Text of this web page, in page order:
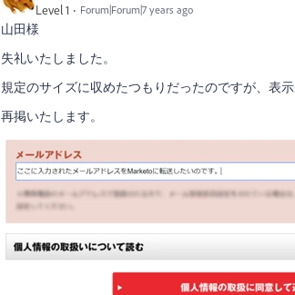
Level 1 Forum|Forum|7 years ago
山田様
失礼いたしました。
規定のサイズに収めたつもりだったのですが、表
再掲いたします。